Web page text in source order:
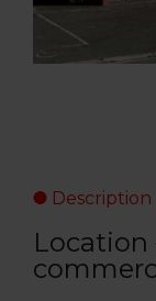
Description
Location